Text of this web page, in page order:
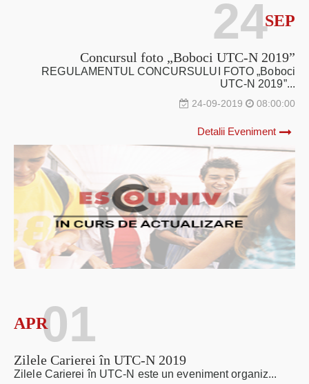
SEP
Concursul foto „Boboci UTC-N 2019”
REGULAMENTUL CONCURSULUI FOTO „Boboci
UTC-N 2019”...
24-09-2019 08:00:00
Detalii Eveniment
24
APR
Zilele Carierei în UTC-N 2019
Zilele Carierei în UTC-N este un eveniment organiz...
01